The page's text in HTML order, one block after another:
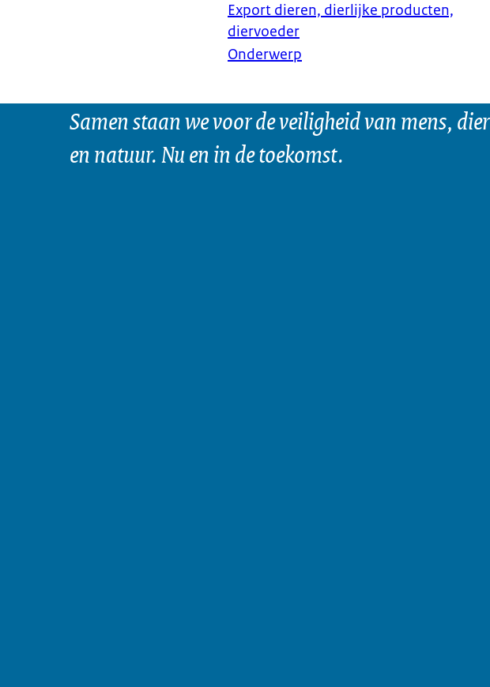
Export dieren, dierlijke producten,
diervoeder
Onderwerp
Samen staan we voor de veiligheid van mens, dier
en natuur. Nu en in de toekomst.